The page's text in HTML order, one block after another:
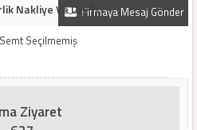
Firmaya Mesaj Gönder
Nakliye Ve Dış Ti..
Seçilmemiş
Ziyaret